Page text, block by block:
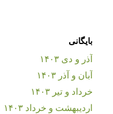
بایگانی
آذر و دی ۱۴۰۳
آبان و آذر ۱۴۰۳
خرداد و تیر ۱۴۰۳
اردیبهشت و خرداد ۱۴۰۳